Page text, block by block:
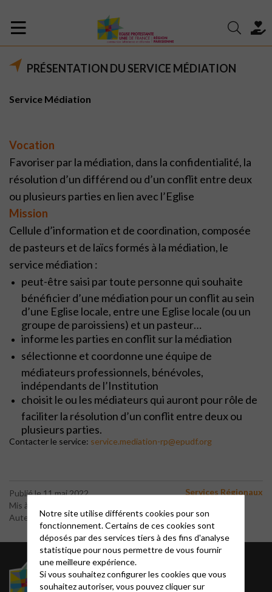
PRÉSENTATION DU SERVICE MÉDIATION
Service Médiation
Vocation
Favoriser par la médiation, dans la confidentialité, la
résolution d’un différend ou d’un conflit entre deux
ou plusieurs parties en lien avec l’Eglise
Mission
Cellule d’information et de coordination, composée
de pasteurs et de laïcs formés à la médiation, le
service médiation :
peut-être saisi par toute personne qui souhaite
bénéficier d’une médiation pour un conflit au sein
d’une Eglise locale, entre une Eglise locale (ou un
groupe de paroissiens) et un pasteur…
informe les parties en conflit sur la médiation
sélectionne et coordonne une équipe de
médiateurs professionnels, bénévoles,
indépendants de l’Institution
choisit le ou les médiateurs qui auront pour rôle de
faciliter la résolution d’un conflit entre deux ou
plusieurs parties.
Contacter le service: service.mediation-rp@epudf.org
Publié le 11 mai 2022
Mis à jour le 6 mars 2025
Auteur : Eric George
Services Régionaux
RADIO
Notre site utilise différents cookies pour son
fonctionnement. Certains de ces cookies sont
déposés par des services tiers à des fins d'analyse
statistique pour nous permettre de vous fournir
une meilleure expérience.
Si vous souhaitez configurer les cookies que vous
souhaitez autoriser, vous pouvez cliquer sur